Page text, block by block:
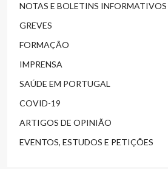
NOTAS E BOLETINS INFORMATIVOS
GREVES
FORMAÇÃO
IMPRENSA
SAÚDE EM PORTUGAL
COVID-19
ARTIGOS DE OPINIÃO
EVENTOS, ESTUDOS E PETIÇÕES